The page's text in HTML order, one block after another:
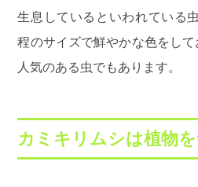
生息しているといわれている
程のサイズで鮮やかな色をし
人気のある虫でもあります。
カミキリムシは植物